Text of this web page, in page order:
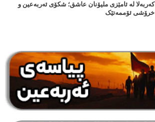
کەربەلا لە ئامێزی ملیۆنان عاشق؛ شکۆی ئەربەعین و
خرۆشی ئۆممەتێک